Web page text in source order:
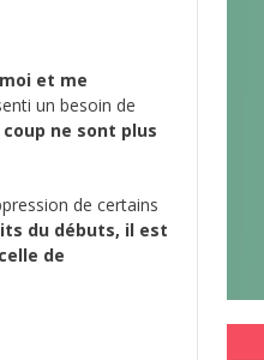
et me
un besoin de
coup ne sont plus
de certains
du débuts, il est
de